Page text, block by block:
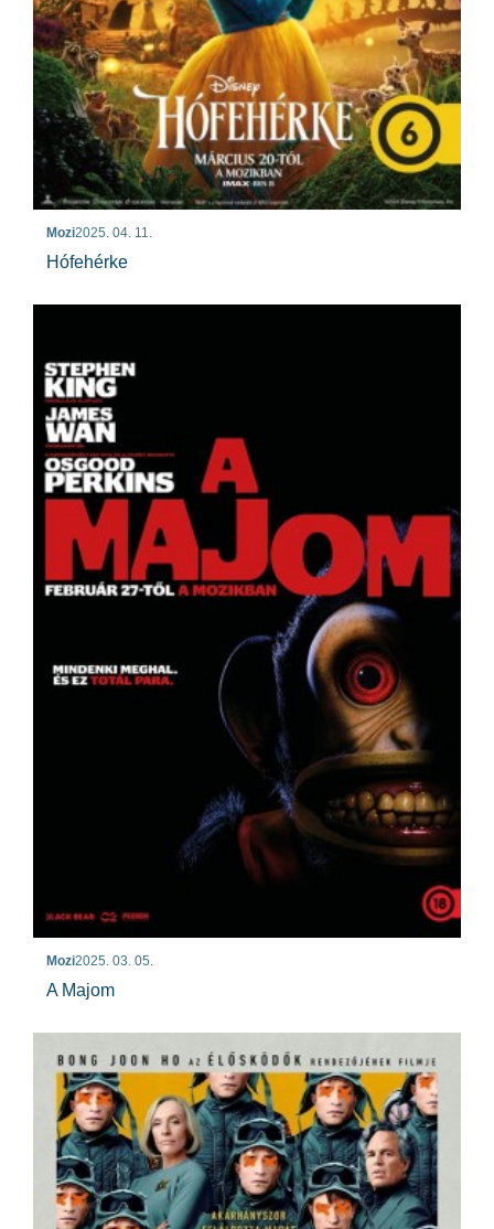
Mozi2025. 04. 11.
Hófehérke
Mozi2025. 03. 05.
A Majom